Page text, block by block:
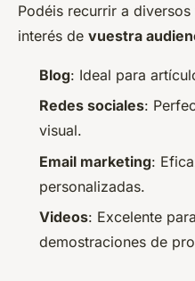
Podéis recurrir a
interés de vuestra
Blog: Ideal para
Redes sociales:
visual.
Email marketing:
personalizadas.
Videos: Excelente
demostraciones de